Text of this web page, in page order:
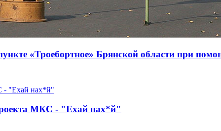
«Троебортное» Брянской области при
МКС - "Ехай нах*й"